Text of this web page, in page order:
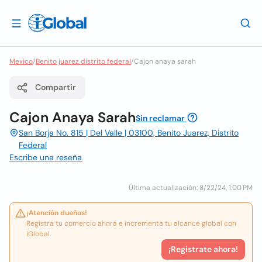
Mexico/Benito juarez distrito federal/Cajon anaya sarah
Compartir
Cajon Anaya SarahSin reclamar
San Borja No. 815 | Del Valle | 03100, Benito Juarez, Distrito
Federal
Escribe una reseña
Última actualización: 8/22/24, 1:00 PM
¡Atención dueños!
Registra tu comercio ahora e incrementa tu alcance global con
iGlobal.
¡Registrate ahora!